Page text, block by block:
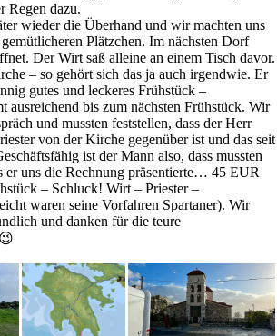
Regen dazu.
wieder die Überhand und wir machten uns
Plätzchen. Im nächsten Dorf
Der Wirt saß alleine an einem Tisch davor.
– so gehört sich das ja auch irgendwie. Er
gutes und leckeres Frühstück –
ausreichend bis zum nächsten Frühstück. Wir
und mussten feststellen, dass der Herr
von der Kirche gegenüber ist und das seit
ist der Mann also, dass mussten
er uns die Rechnung präsentierte… 45 EUR
– Schluck! Wirt – Priester –
waren seine Vorfahren Spartaner). Wir
und danken für die teure